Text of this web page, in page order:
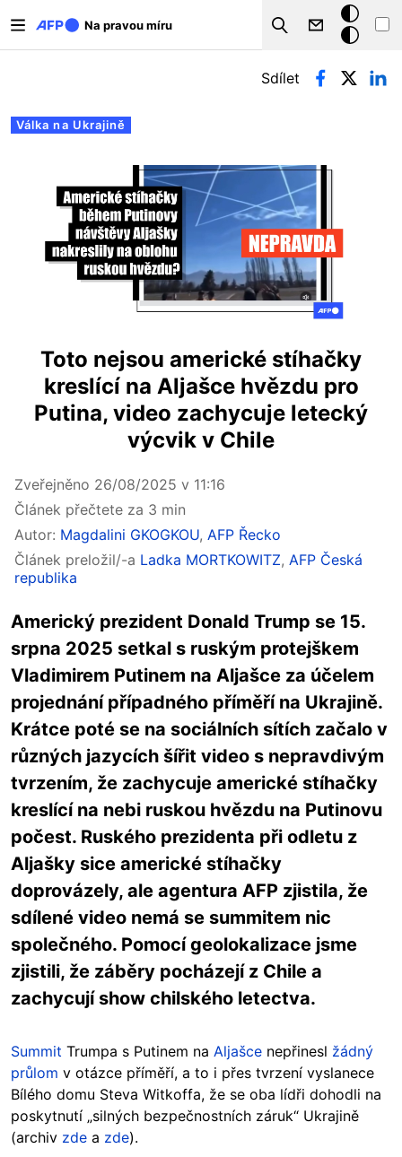
Na pravou míru
Search
Tmavý
režim
Hlavní záložky
Válka na Ukrajině
Sdílet
Toto nejsou americké stíhačky
kreslící na Aljašce hvězdu pro
Putina, video zachycuje letecký
výcvik v Chile
Zveřejněno 26/08/2025 v 11:16
Článek přečtete za 3 min
Autor: Magdalini GKOGKOU, AFP Řecko
Článek preložil/-a Ladka MORTKOWITZ, AFP Česká
republika
Americký prezident Donald Trump se 15.
srpna 2025 setkal s ruským protejškem
Vladimirem Putinem na Aljašce za účelem
projednání případného příměří na Ukrajině.
Krátce poté se na sociálních sítích začalo v
různých jazycích šířit video s nepravdivým
tvrzením, že zachycuje americké stíhačky
kreslící na nebi ruskou hvězdu na Putinovu
počest. Ruského prezidenta při odletu z
Aljašky sice americké stíhačky
doprovázely, ale agentura AFP zjistila, že
sdílené video nemá se summitem nic
společného. Pomocí geolokalizace jsme
zjistili, že záběry pocházejí z Chile a
zachycují show chilského letectva.
Summit Trumpa s Putinem na Aljašce nepřinesl žádný
průlom v otázce příměří, a to i přes tvrzení vyslanece
Bílého domu Steva Witkoffa, že se oba lídři dohodli na
poskytnutí „silných bezpečnostních záruk“ Ukrajině
(archiv zde a zde).